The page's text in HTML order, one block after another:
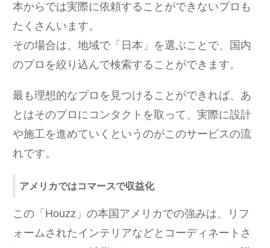
本からでは実際に依頼することができないプロも
たくさんいます。
その場合は、地域で「日本」を選ぶことで、国内
のプロを絞り込んで検索することができます。
最も理想的なプロを見つけることができれば、あ
とはそのプロにコンタクトを取って、実際に設計
や施工を進めていくというのがこのサービスの流
れです。
アメリカではコマースで収益化
この「Houzz」の本国アメリカでの強みは、リフ
ォームされたインテリアなどとコーディネートさ